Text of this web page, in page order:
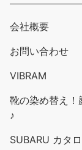
会社概要
お問い合わせ
VIBRAM
靴の染め替え
♪
SUBARU カタ